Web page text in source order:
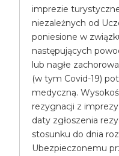
imprezie
niezależnych od
poniesione w
następujących
lub nagłe
(w tym Covid-19)
medyczną.
rezygnacji z
daty zgłoszenia
stosunku do dnia
Ubezpieczonemu